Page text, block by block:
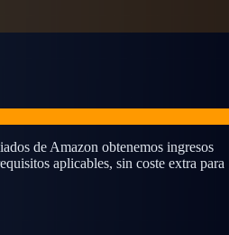
de Amazon obtenemos ingresos
aplicables, sin coste extra para